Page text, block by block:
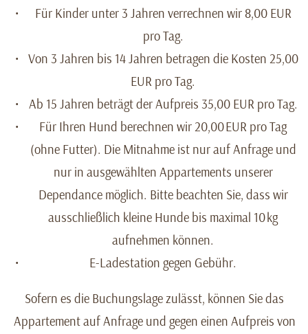
Für Kinder unter 3 Jahren verrechnen wir 8,00 EUR
pro Tag.
Von 3 Jahren bis 14 Jahren betragen die Kosten 25,00
EUR pro Tag.
Ab 15 Jahren beträgt der Aufpreis 35,00 EUR pro Tag.
Für Ihren Hund berechnen wir 20,00 EUR pro Tag
(ohne Futter). Die Mitnahme ist nur auf Anfrage und
nur in ausgewählten Appartements unserer
Dependance möglich. Bitte beachten Sie, dass wir
ausschließlich kleine Hunde bis maximal 10 kg
aufnehmen können.
E-Ladestation gegen Gebühr.
Sofern es die Buchungslage zulässt, können Sie das
Appartement auf Anfrage und gegen einen Aufpreis von